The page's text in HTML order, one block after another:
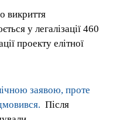
викриття
у легалізації 460
проекту елітної
заявою, проте
Після